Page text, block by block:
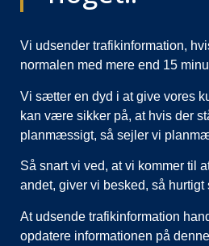
Vi udsender trafikinformation,
normalen med mere end 15
Vi sætter en dyd i at give vores
kan være sikker på, at hvis der
planmæssigt, så sejler vi
Så snart vi ved, at vi kommer til
andet, giver vi besked, så hurtigt
At udsende trafikinformation
opdatere informationen på